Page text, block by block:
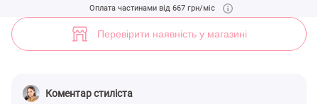
Оплата частинами від 667 грн/міс
Перевірити наявність у магазині
Коментар стиліста
Вечірня сукня з паєтками (арт. 33823) ♡ інтернет-магазин Gepur